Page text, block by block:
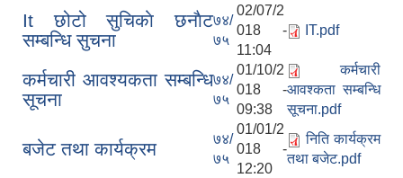
It छोटो सुचिकाे छनाैट
सम्बन्धि सुचना
७४/
७५
02/07/2
018 -
11:04
IT.pdf
कर्मचारी आवश्यकता सम्बन्धि
सूचना
७४/
७५
01/10/2
018 -
09:38
कर्मचारी
आवश्कता सम्बन्धि
सूचना.pdf
बजेट तथा कार्यक्रम
७४/
७५
01/01/2
018 -
12:20
निति कार्यक्रम
तथा बजेट.pdf